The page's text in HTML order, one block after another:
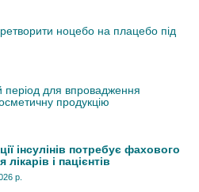
ноцебо на плацебо під
період для впровадження
продукцію
інсулінів потребує фахового
і пацієнтів
р.